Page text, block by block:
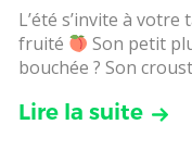
L’été s’invite à
fruité
Son petit
bouchée ? Son
Lire la suite